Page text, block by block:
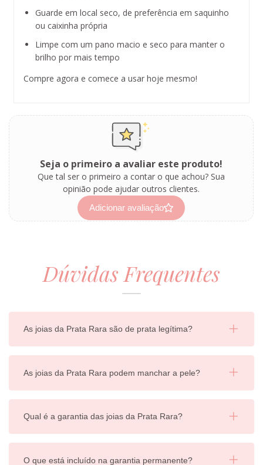
Guarde em local seco, de preferência em saquinho
ou caixinha própria
Limpe com um pano macio e seco para manter o
brilho por mais tempo
Compre agora e comece a usar hoje mesmo!
Seja o primeiro a avaliar este produto!
Que tal ser o primeiro a contar o que achou? Sua
opinião pode ajudar outros clientes.
Adicionar avaliação
Dúvidas Frequentes
As joias da Prata Rara são de prata legítima?
As joias da Prata Rara podem manchar a pele?
Qual é a garantia das joias da Prata Rara?
O que está incluído na garantia permanente?